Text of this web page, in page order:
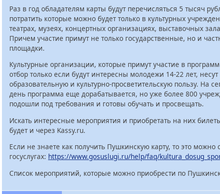
Раз в год обладателям карты будут перечисляться 5 тысяч
потратить которые можно будет только в культурных
театрах, музеях, концертных организациях, выставочных
Причем участие примут не только государственные, но и
площадки.
Культурные организации, которые примут участие в
отбор только если будут интересны молодежи 14-22 лет,
образовательную и культурно-просветительскую пользу. На
день программа еще дорабатывается, но уже более 800
подошли под требования и готовы обучать и просвещать.
Искать интересные мероприятия и приобретать на них
будет и через Kassy.ru.
Если не знаете как получить Пушкинскую карту, то это можно
госуслугах: https://www.gosuslugi.ru/help/faq/
Список мероприятий, которые можно приобрести по